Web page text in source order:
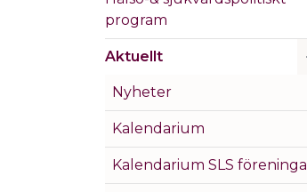
program
Aktuellt
Nyheter
Kalendarium
Kalendarium SLS